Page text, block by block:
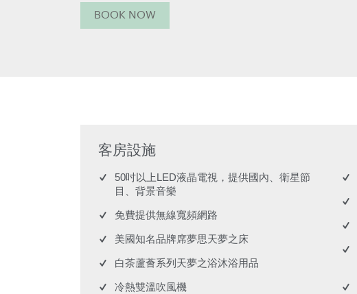
BOOK NOW
客房設施
50吋以上LED液晶電視，提供國內、衛星節
目、背景音樂
免費提供無線寬頻網路
美國知名品牌席夢思天夢之床
白茶蘆薈系列天夢之浴沐浴用品
冷熱雙溫吹風機